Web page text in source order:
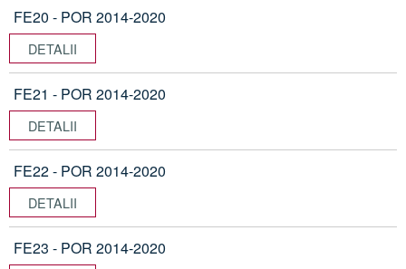
FE20 - POR 2014-2020
DETALII
FE21 - POR 2014-2020
DETALII
FE22 - POR 2014-2020
DETALII
FE23 - POR 2014-2020